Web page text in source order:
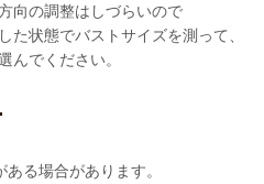
向の調整はしづらいので
た状態でバストサイズを測って、
んでください。
る場合があります。